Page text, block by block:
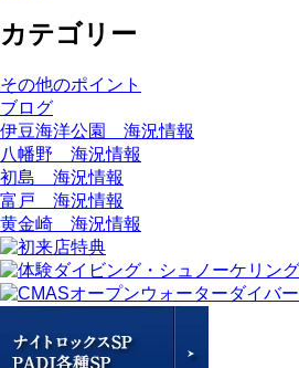
カテゴリー
その他のポイント
ブログ
伊豆海洋公園 海況情報
八幡野 海況情報
初島 海況情報
富戸 海況情報
黄金崎 海況情報